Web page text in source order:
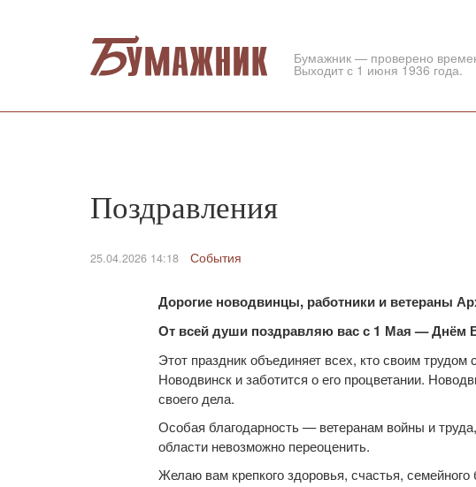
Бумажник — проверено
Выходит с 1 июня 1936 года.
Поздравления
25.04.2026 14:18 События
Дорогие новодвинцы, работники и ветераны
От всей души поздравляю вас с 1 Мая — Днём
Этот праздник объединяет всех, кто своим
Новодвинск и заботится о его процветании.
своего дела.
Особая благодарность — ветеранам войны и
области невозможно переоценить.
Желаю вам крепкого здоровья, счастья,